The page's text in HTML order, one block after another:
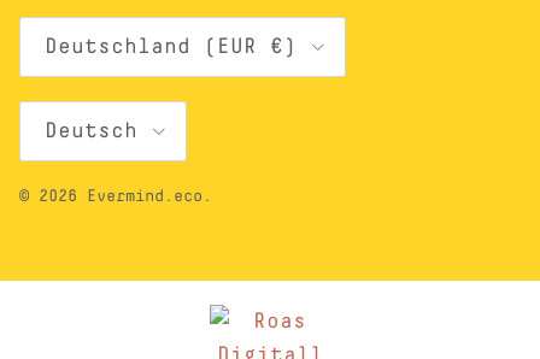
Deutschland (EUR €)
Deutsch
© 2026 Evermind.eco .